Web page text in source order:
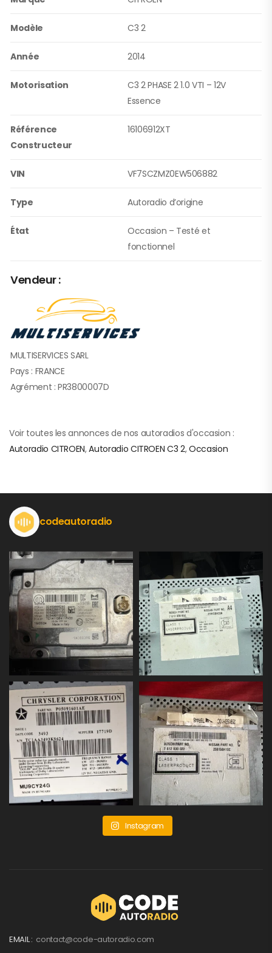
Modèle C3 2
Année 2014
Motorisation
C3 2 PHASE 2 1.0 VTI – 12V
Essence
Référence
Constructeur
16106912XT
VIN VF7SCZMZ0EW506882
Type Autoradio d’origine
État
Occasion – Testé et
fonctionnel
Vendeur :
MULTISERVICES SARL
Pays : FRANCE
Agrément : PR3800007D
Voir toutes les annonces de nos autoradios d'occasion :
Autoradio CITROEN,Autoradio CITROEN C3 2,Occasion
codeautoradio
Instagram
EMAIL : contact@code-autoradio.com